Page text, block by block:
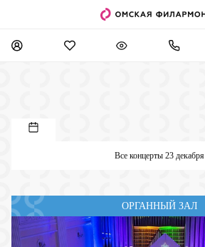
Все концерты 23 декабря
ОРГАННЫЙ ЗАЛ